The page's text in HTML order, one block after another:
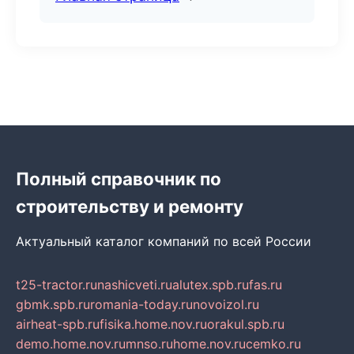
Полный справочник по
строительству и ремонту
Актуальный каталог компаний по всей России
t25-tractor.runashicveti.rualutex.spb.rufas.ru
gbmk.spb.ruromania-today.runovoizol.ru
airheat-spb.rufisika.home.nov.ruorakul.spb.ru
demo.home.nov.rumnso.ruhome.nov.rucemko.ru